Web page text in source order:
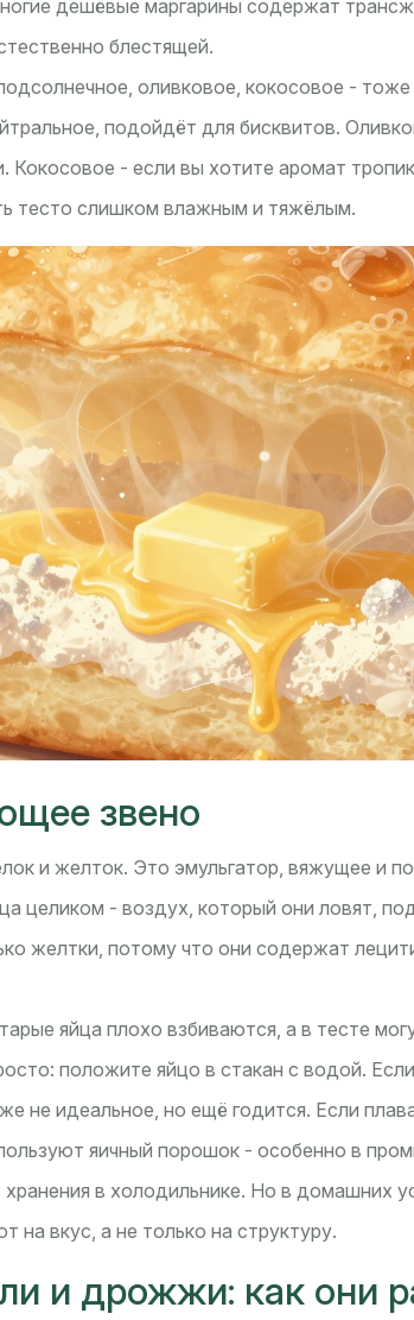
дешёвые маргарины содержат
блестящей.
оливковое, кокосовое -
подойдёт для бисквитов.
Кокосовое - если вы хотите аромат
тесто слишком влажным и тяжёлым.
звено
и желток. Это эмульгатор, вяжущее и
целиком - воздух, который они ловят,
желтки, потому что они содержат
яйца плохо взбиваются, а в тесте
положите яйцо в стакан с водой.
не идеальное, но ещё годится. Если
яичный порошок - особенно в
хранения в холодильнике. Но в домашних
на вкус, а не только на структуру.
и дрожжи: как они